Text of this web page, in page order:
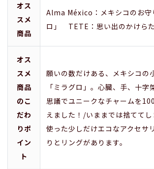
オス
スメ
商品
Alma México：メキシコのお守
ロ」 TETE：思い出のかけら
オス
スメ
商品
のこ
だわ
りポ
イン
ト
願いの数だけある、メキシコの
「ミラグロ」。心臓、手、十
思議でユニークなチャームを
えました！/いままでは捨ててし
使った少しだけエコなアクセサ
りとリングがあります。